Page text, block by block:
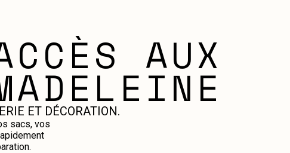
AUX
ET DÉCORATION.
sacs, vos